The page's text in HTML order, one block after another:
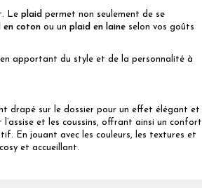
Le plaid permet non seulement de se
en coton ou un plaid en laine selon vos goûts
apportant du style et de la personnalité à
drapé sur le dossier pour un effet élégant et
et les coussins, offrant ainsi un confort
En jouant avec les couleurs, les textures et
et accueillant.